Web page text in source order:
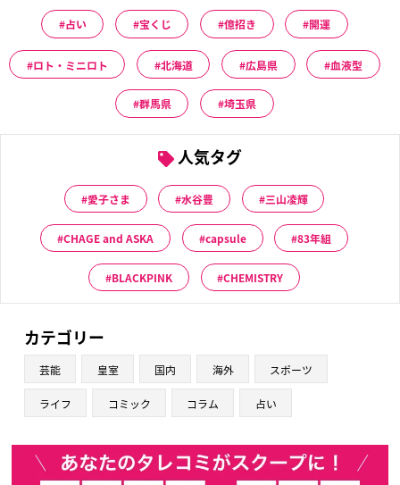
占い 宝くじ 億招き 開運
ロト・ミニロト 北海道 広島県 血液型
群馬県 埼玉県
人気タグ
愛子さま 水谷豊 三山凌輝
CHAGE and ASKA capsule 83年組
BLACKPINK CHEMISTRY
カテゴリー
芸能 皇室 国内 海外 スポーツ
ライフ コミック コラム 占い